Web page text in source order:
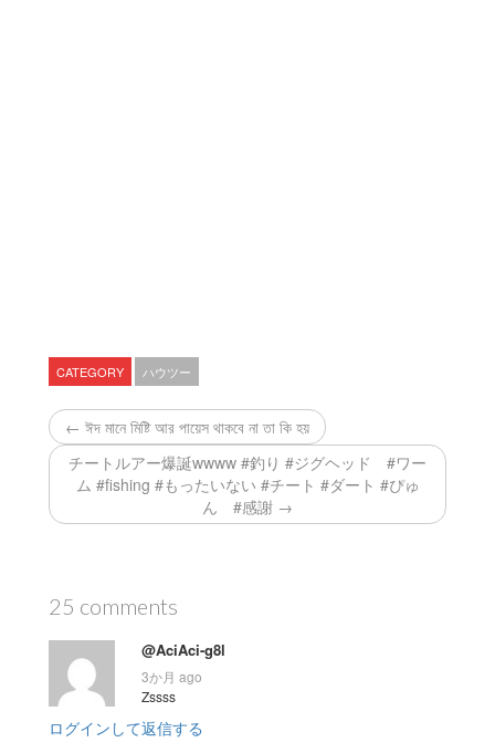
CATEGORY ハウツー
← ঈদ মানে মিষ্টি আর পায়েস থাকবে না তা কি হয়
チートルアー爆誕wwww #釣り #ジグヘッド #ワー
ム #fishing #もったいない #チート #ダート #ぴゅ
ん #感謝 →
25 comments
@AciAci-g8l
3か月 ago
Zssss
ログインして返信する